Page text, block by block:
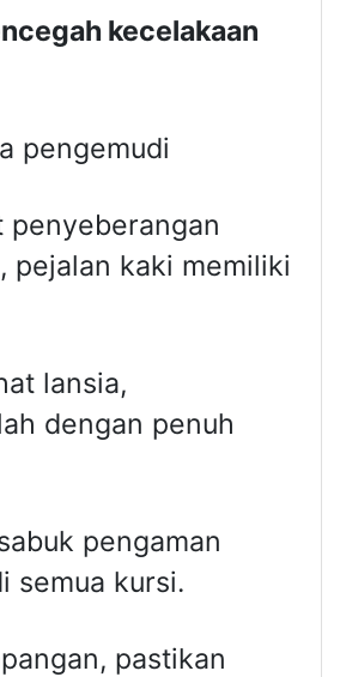
kecelakaan
pengemudi
pejalan kaki memiliki
lansia,
dengan penuh
pengaman
semua kursi.
pastikan